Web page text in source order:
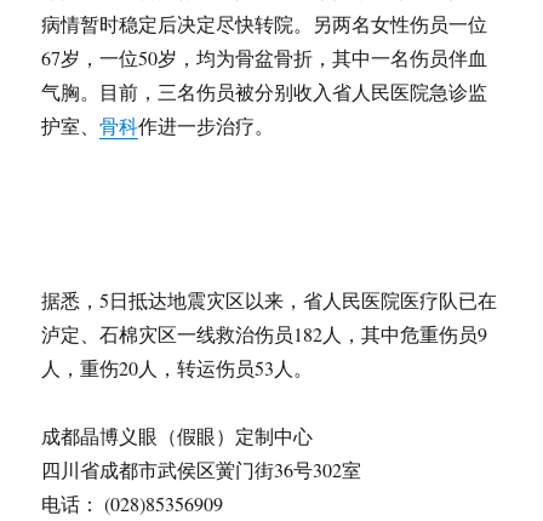
病情暂时稳定后决定尽快转院。另两名女性伤员一位
67岁，一位50岁，均为骨盆骨折，其中一名伤员伴血
气胸。目前，三名伤员被分别收入省人民医院急诊监
护室、骨科作进一步治疗。
据悉，5日抵达地震灾区以来，省人民医院医疗队已在
泸定、石棉灾区一线救治伤员182人，其中危重伤员9
人，重伤20人，转运伤员53人。
成都晶博义眼（假眼）定制中心
四川省成都市武侯区黉门街36号302室
电话： (028)85356909